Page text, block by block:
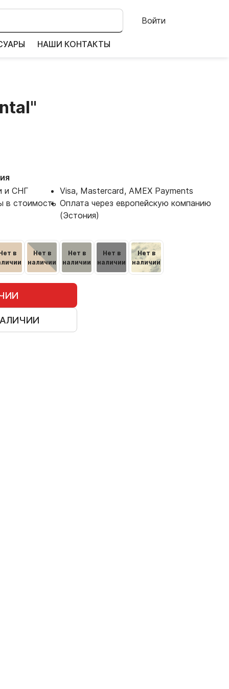
Войти
НАШИ КОНТАКТЫ
и СНГ
Visa, Mastercard, AMEX Payments
в стоимость Оплата через европейскую компанию
(Эстония)
в
Нет в
наличии
Нет в
наличии
Нет в
наличии
Нет в
наличии